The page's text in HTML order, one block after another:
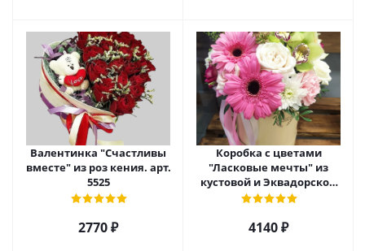
Валентинка "Счастливы
вместе" из роз кения. арт.
5525
2770 ₽
Коробка с цветами
"Ласковые мечты" из
кустовой и Эквадорской
розы, орхидеи и гербер
4140 ₽